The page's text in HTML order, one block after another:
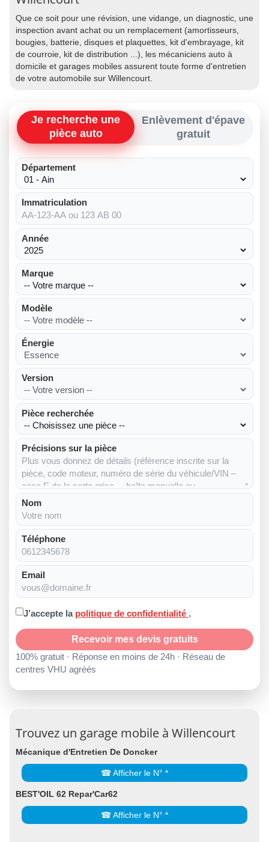
Que ce soit pour une révision, une vidange, un diagnostic, une
inspection avant achat ou un remplacement (amortisseurs,
bougies, batterie, disques et plaquettes, kit d'embrayage, kit
de courroie, kit de distribution ...), les mécaniciens auto à
domicile et garages mobiles assurent toute forme d'entretien
de votre automobile sur Willencourt.
Je recherche une
pièce auto
Enlèvement d'épave
gratuit
Département
Immatriculation
Année
Marque
Modèle
Énergie
Version
Pièce recherchée
Précisions sur la pièce
Nom
Téléphone
Email
J’accepte la politique de confidentialité .
Recevoir mes devis gratuits
100% gratuit · Réponse en moins de 24h · Réseau de
centres VHU agréés
Trouvez un garage mobile à Willencourt
Mécanique d'Entretien De Doncker
☎ Afficher le N° *
BEST'OIL 62 Repar'Car62
☎ Afficher le N° *